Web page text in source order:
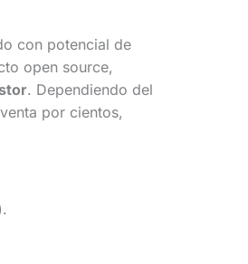
con potencial de
open source,
. Dependiendo del
por cientos,